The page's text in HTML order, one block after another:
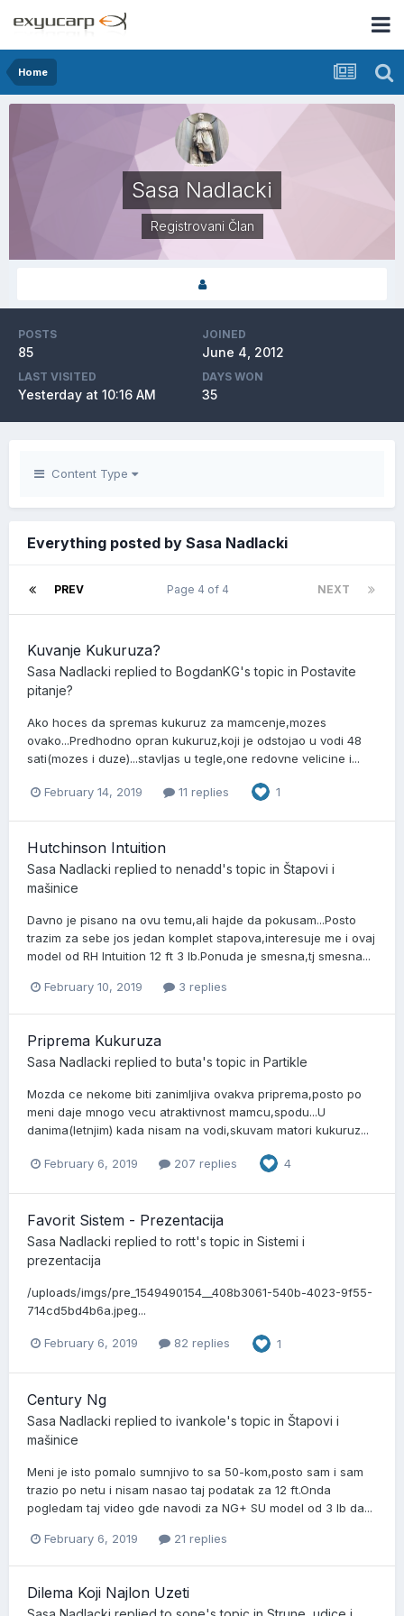
Home
Sasa Nadlacki
Registrovani Član
POSTS
85
JOINED
June 4, 2012
LAST VISITED
Yesterday at 10:16 AM
DAYS WON
35
Content Type
Everything posted by Sasa Nadlacki
PREV NEXT
Page 4 of 4
Kuvanje Kukuruza?
Sasa Nadlacki replied to BogdanKG's topic in Postavite
pitanje?
Ako hoces da spremas kukuruz za mamcenje,mozes
ovako...Predhodno opran kukuruz,koji je odstojao u vodi 48
sati(mozes i duze)...stavljas u tegle,one redovne velicine i...
February 14, 2019 11 replies 1
Hutchinson Intuition
Sasa Nadlacki replied to nenadd's topic in Štapovi i
mašinice
Davno je pisano na ovu temu,ali hajde da pokusam...Posto
trazim za sebe jos jedan komplet stapova,interesuje me i ovaj
model od RH Intuition 12 ft 3 lb.Ponuda je smesna,tj smesna...
February 10, 2019 3 replies
Priprema Kukuruza
Sasa Nadlacki replied to buta's topic in Partikle
Mozda ce nekome biti zanimljiva ovakva priprema,posto po
meni daje mnogo vecu atraktivnost mamcu,spodu...U
danima(letnjim) kada nisam na vodi,skuvam matori kukuruz...
February 6, 2019 207 replies 4
Favorit Sistem - Prezentacija
Sasa Nadlacki replied to rott's topic in Sistemi i
prezentacija
/uploads/imgs/pre_1549490154__408b3061-540b-4023-9f55-
714cd5bd4b6a.jpeg...
February 6, 2019 82 replies 1
Century Ng
Sasa Nadlacki replied to ivankole's topic in Štapovi i
mašinice
Meni je isto pomalo sumnjivo to sa 50-kom,posto sam i sam
trazio po netu i nisam nasao taj podatak za 12 ft.Onda
pogledam taj video gde navodi za NG+ SU model od 3 lb da...
February 6, 2019 21 replies
Dilema Koji Najlon Uzeti